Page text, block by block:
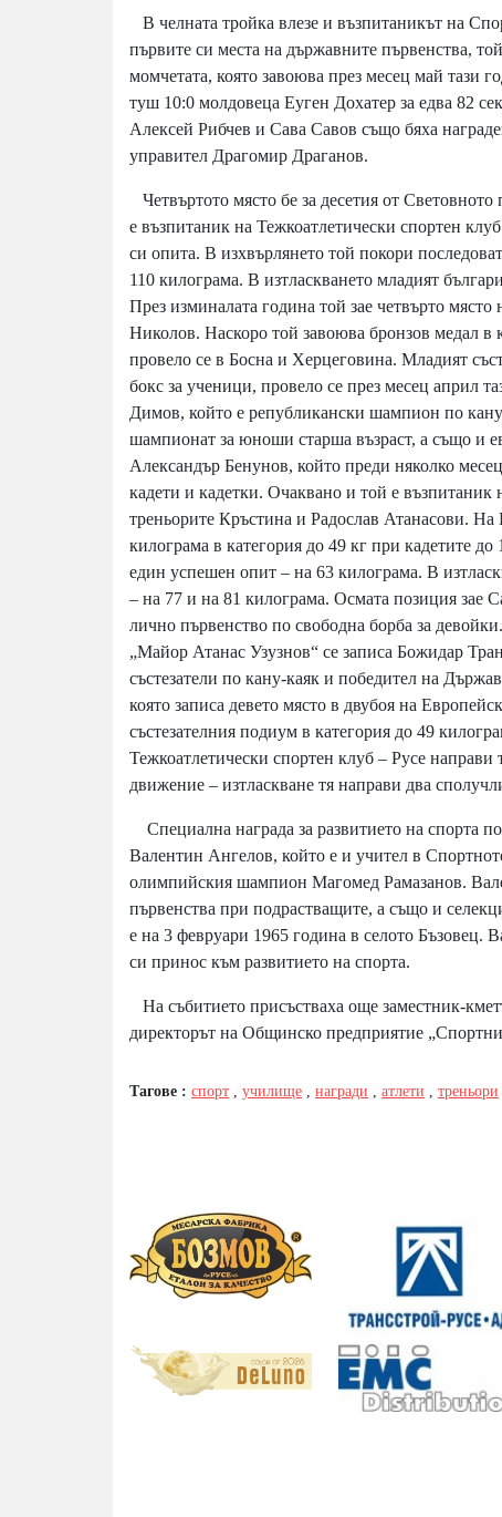
В челната тройка влезе и възпитаникът на
първите си места на държавните първенства,
момчетата, която завоюва през месец май тази
туш 10:0 молдовеца Еуген Дохатер за едва 82
Алексей Рибчев и Сава Савов също бяха
управител Драгомир Драганов.
Четвъртото място бе за десетия от
е възпитаник на Тежкоатлетически спортен
си опита. В изхвърлянето той покори
110 килограма. В изтласкването младият
През изминалата година той зае четвърто
Николов. Наскоро той завоюва бронзов медал в
провело се в Босна и Херцеговина. Младият
бокс за ученици, провело се през месец април
Димов, който е републикански шампион по
шампионат за юноши старша възраст, а също и
Александър Бенунов, който преди няколко
кадети и кадетки. Очаквано и той е възпитаник
треньорите Кръстина и Радослав Атанасови.
килограма в категория до 49 кг при кадетите
един успешен опит – на 63 килограма. В
– на 77 и на 81 килограма. Осмата позиция зае
лично първенство по свободна борба за
„Майор Атанас Узузнов“ се записа Божидар
състезатели по кану-каяк и победител на
която записа девето място в двубоя на
състезателния подиум в категория до 49
Тежкоатлетически спортен клуб – Русе
движение – изтласкване тя направи два
Специална награда за развитието на спорта
Валентин Ангелов, който е и учител в
олимпийския шампион Магомед Рамазанов.
първенства при подрастващите, а също и
е на 3 февруари 1965 година в селото Бъзовец.
си принос към развитието на спорта.
На събитието присъстваха още заместник-
директорът на Общинско предприятие
Тагове : спорт , училище , награди , атлети , треньори